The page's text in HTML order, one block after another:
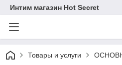
Интим магазин Hot Secret
Товары и услуги